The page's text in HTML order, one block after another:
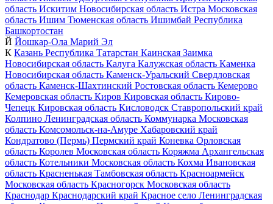
область Искитим Новосибирская область Истра Московская
область Ишим Тюменская область Ишимбай Республика
Башкортостан
Й Йошкар-Ола Марий Эл
К Казань Республика Татарстан Каинская Заимка
Новосибирская область Калуга Калужская область Каменка
Новосибирская область Каменск-Уральский Свердловская
область Каменск-Шахтинский Ростовская область Кемерово
Кемеровская область Киров Кировская область Кирово-
Чепецк Кировская область Кисловодск Ставропольский край
Колпино Ленинградская область Коммунарка Московская
область Комсомольск-на-Амуре Хабаровский край
Кондратово (Пермь) Пермский край Коневка Орловская
область Королев Московская область Коряжма Архангельская
область Котельники Московская область Кохма Ивановская
область Красненькая Тамбовская область Красноармейск
Московская область Красногорск Московская область
Краснодар Краснодарский край Красное село Ленинградская